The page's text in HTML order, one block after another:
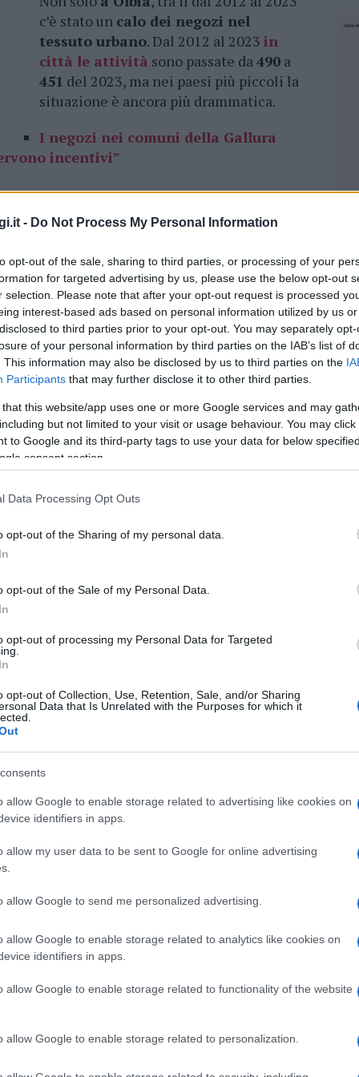
- Do Not Process My Personal Information
opt-out of the sale, sharing to third parties, or processing of your
for targeted advertising by us, please use the below opt-out
selection. Please note that after your opt-out request is processed
interest-based ads based on personal information utilized by us
to third parties prior to your opt-out. You may separately
of your personal information by third parties on the IAB’s list of
This information may also be disclosed by us to third parties on the
Participants that may further disclose it to other third parties.
that this website/app uses one or more Google services and may
but not limited to your visit or usage behaviour. You may
to Google and its third-party tags to use your data for below
consent section.
Data Processing Opt Outs
opt-out of the Sharing of my personal data.
opt-out of the Sale of my Personal Data.
opt-out of processing my Personal Data for Targeted
opt-out of Collection, Use, Retention, Sale, and/or Sharing
Data that Is Unrelated with the Purposes for which it
allow Google to enable storage related to advertising like cookies on
identifiers in apps.
allow my user data to be sent to Google for online advertising
allow Google to send me personalized advertising.
allow Google to enable storage related to analytics like cookies on
identifiers in apps.
allow Google to enable storage related to functionality of the website
allow Google to enable storage related to personalization.
c’è stato un calo dei negozi nel
tessuto urbano. Dal 2012 al 2023 in
città le attività sono passate da490 a
451 del 2023, ma nei paesi più piccoli la
situazione è ancora più drammatica.
I negozi nei comuni della Gallura
incentivi”
2019 al 2023,
storico dal 2012 al 2023. Fuori dal
da31nel 2019 a 25 nel 2023. Secondo lo
e144nello stesso anno. Oggi le attività
città e25 fuori dal centro storico.
Ufficio Studi Confcommercio, che parla
però le attività come ristoranti, bar e
questo settore è colpito, almeno per
Ha fatto parlare, infatti, la vendita di uno
inLargo De Gasperi. Il bar era molto
storico chiusi molti negozi”.
soffrendo di più al livello
la
-, tra botteghe storiche e altre piccole
un centro commerciale naturale, poi a causa
hanno chiuso e siamo passati a14, circa 5
ma sono 1/3 le attività presenti
fatica perché
presto apriremo una sede. C’è necessità di
di rinascita, riunendo associati, per ricreare
storico
la vicina viale Costa Smeralda, una delle
“La situazione nelle frazioni è più
-, dunque anche se chiudono
centro cittadino sta vivendo, in linea con
e anche la crisi a causa del
nelle realtà più piccole è ancora
ancheCalangianus, dove tanti negozi hanno
un negozio di fiori
lamentati i residenti. La crisi del commercio ha
molti negozi stentano ad essere affittati.